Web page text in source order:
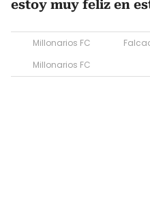
estoy muy feliz en
Millonarios FC
Millonarios FC